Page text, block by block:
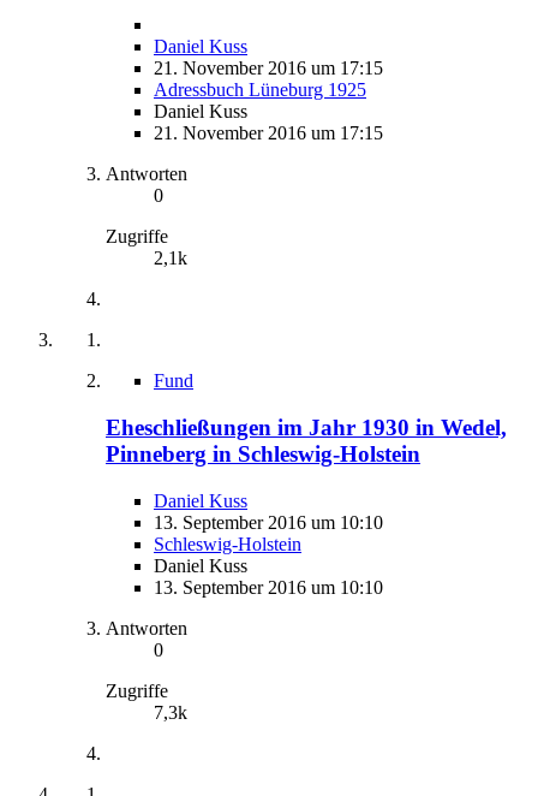
Daniel Kuss
21. November 2016 um 17:15
Adressbuch Lüneburg 1925
Daniel Kuss
21. November 2016 um 17:15
Antworten
0
Zugriffe
2,1k
Fund
Eheschließungen im Jahr 1930 in Wedel,
Pinneberg in Schleswig-Holstein
Daniel Kuss
13. September 2016 um 10:10
Schleswig-Holstein
Daniel Kuss
13. September 2016 um 10:10
Antworten
0
Zugriffe
7,3k